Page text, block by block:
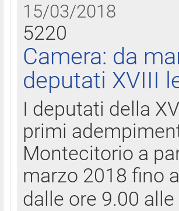
15/03/2018
5220
Camera: da
deputati XVIII
I deputati della
primi
Montecitorio a
marzo 2018 fino
dalle ore 9.00